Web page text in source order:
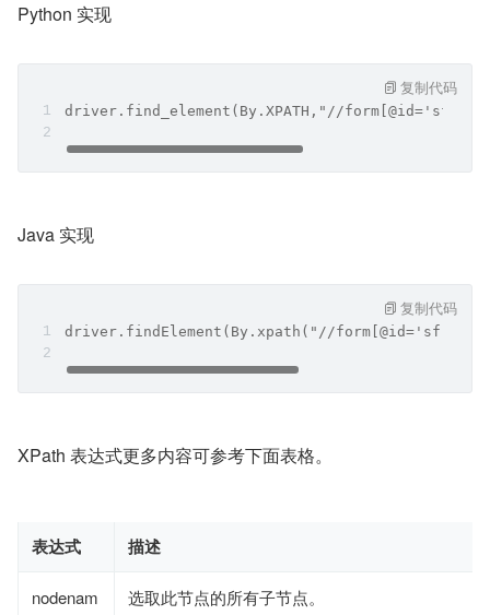
Python 实现
driver.find_element(By.XPATH,"//
复制代码
Java 实现
driver.findElement(By.xpath("//form[@id='sf']//
复制代码
XPath 表达式更多内容可参考下面表格。
表达式 描述
nodenam
选取此节点的所有子节点。